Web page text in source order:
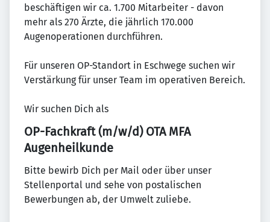
beschäftigen wir ca. 1.700 Mitarbeiter - davon
mehr als 270 Ärzte, die jährlich 170.000
Augenoperationen durchführen.
Für unseren OP-Standort in Eschwege suchen wir
Verstärkung für unser Team im operativen Bereich.
Wir suchen Dich als
OP-Fachkraft (m/w/d) OTA MFA
Augenheilkunde
Bitte bewirb Dich per Mail oder über unser
Stellenportal und sehe von postalischen
Bewerbungen ab, der Umwelt zuliebe.